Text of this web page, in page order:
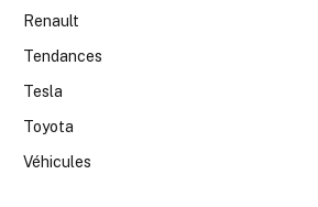
Renault
Tendances
Tesla
Toyota
Véhicules